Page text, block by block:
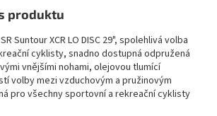
produktu
Suntour XCR LO DISC 29", spolehlivá volba
cyklisty, snadno dostupná odpružená
vnějšími nohami, olejovou tlumící
volby mezi vzduchovým a pružinovým
pro všechny sportovní a rekreační cyklisty